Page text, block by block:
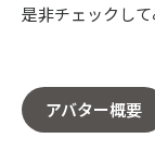
是非チェックして
アバター概要